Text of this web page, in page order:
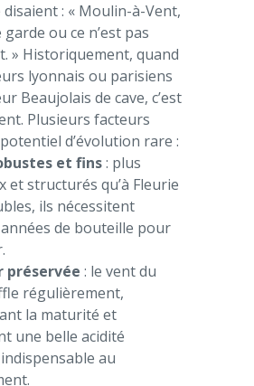
disaient : « Moulin-à-Vent,
garde ou ce n’est pas
» Historiquement, quand
lyonnais ou parisiens
Beaujolais de cave, c’est
Plusieurs facteurs
d’évolution rare :
et fins: plus
et structurés qu’à Fleurie
ils nécessitent
de bouteille pour
préservée : le vent du
régulièrement,
la maturité et
une belle acidité
au